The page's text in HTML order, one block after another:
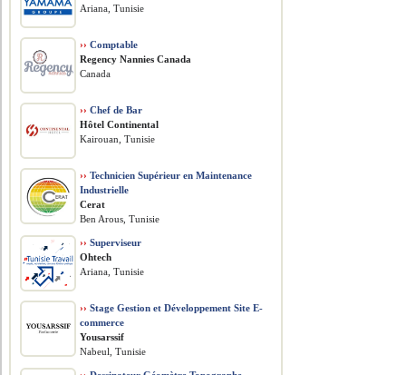
Ariana, Tunisie
›› Comptable
Regency Nannies Canada
Canada
›› Chef de Bar
Hôtel Continental
Kairouan, Tunisie
›› Technicien Supérieur en Maintenance
Industrielle
Cerat
Ben Arous, Tunisie
›› Superviseur
Ohtech
Ariana, Tunisie
›› Stage Gestion et Développement Site E-
commerce
Yousarssif
Nabeul, Tunisie